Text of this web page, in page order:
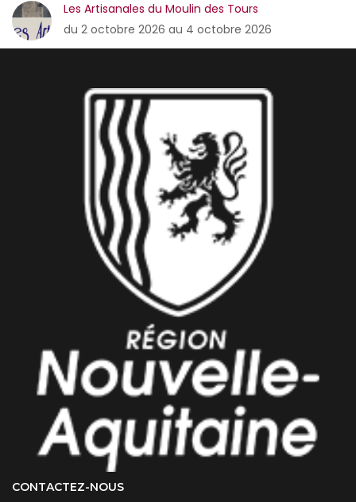
Les Artisanales du Moulin des Tours
du 2 octobre 2026 au 4 octobre 2026
CONTACTEZ-NOUS